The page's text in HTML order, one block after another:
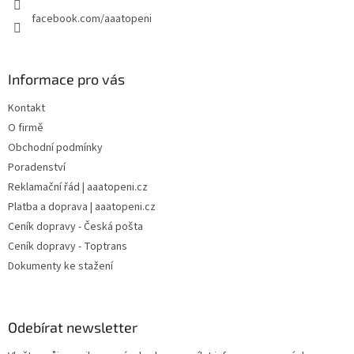
facebook.com/aaatopeni
Informace pro vás
Kontakt
O firmě
Obchodní podmínky
Poradenství
Reklamační řád | aaatopeni.cz
Platba a doprava | aaatopeni.cz
Ceník dopravy - Česká pošta
Ceník dopravy - Toptrans
Dokumenty ke stažení
Odebírat newsletter